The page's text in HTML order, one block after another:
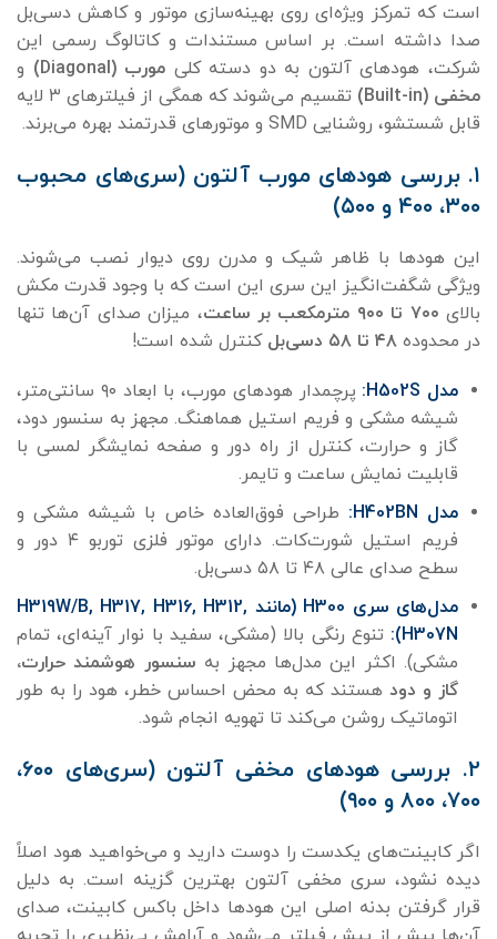
است که تمرکز ویژه‌ای روی بهینه‌سازی موتور و کاهش دسی‌بل
صدا داشته است. بر اساس مستندات و کاتالوگ رسمی این
شرکت، هودهای آلتون به دو دسته کلی مورب (Diagonal)
و
مخفی (Built-in)
تقسیم می‌شوند که همگی از فیلترهای ۳ لایه
قابل شستشو، روشنایی SMD و موتورهای قدرتمند بهره می‌برند.
۱. بررسی هودهای مورب آلتون (سری‌های محبوب
۳۰۰، ۴۰۰ و ۵۰۰)
این هودها با ظاهر شیک و مدرن روی دیوار نصب می‌شوند.
ویژگی شگفت‌انگیز این سری این است که با وجود قدرت مکش
بالای ۷۰۰ تا ۹۰۰ مترمکعب بر ساعت
، میزان صدای آن‌ها تنها
در محدوده ۴۸ تا ۵۸ دسی‌بل کنترل شده است!
مدل H502S:
پرچمدار هودهای مورب، با ابعاد ۹۰ سانتی‌متر،
شیشه مشکی و فریم استیل هماهنگ. مجهز به سنسور دود،
گاز و حرارت، کنترل از راه دور و صفحه نمایشگر لمسی با
قابلیت نمایش ساعت و تایمر.
مدل H402BN:
طراحی فوق‌العاده خاص با شیشه مشکی و
فریم استیل شورت‌کات. دارای موتور فلزی توربو ۴ دور و
سطح صدای عالی ۴۸ تا ۵۸ دسی‌بل.
مدل‌های سری H300 (مانند H319W/B, H317, H316, H312,
H307N):
تنوع رنگی بالا (مشکی، سفید با نوار آینه‌ای، تمام
مشکی). اکثر این مدل‌ها مجهز به سنسور هوشمند حرارت،
گاز و دود هستند که به محض احساس خطر، هود را به طور
اتوماتیک روشن می‌کند تا تهویه انجام شود.
۲. بررسی هودهای مخفی آلتون (سری‌های ۶۰۰،
۷۰۰، ۸۰۰ و ۹۰۰)
اگر کابینت‌های یکدست را دوست دارید و می‌خواهید هود اصلاً
دیده نشود، سری مخفی آلتون بهترین گزینه است. به دلیل
قرار گرفتن بدنه اصلی این هودها داخل باکس کابینت، صدای